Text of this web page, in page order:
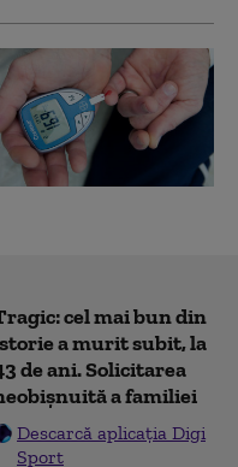
cel mai bun din
a murit subit, la
de ani. Solicitarea
a familiei
Descarcă aplicația Digi
Sport